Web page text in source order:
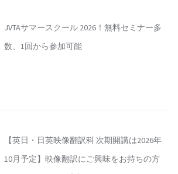
JVTAサマースクール 2026！無料セミナー多
数、1回から参加可能
【英日・日英映像翻訳科 次期開講は2026年
10月予定】映像翻訳にご興味をお持ちの方